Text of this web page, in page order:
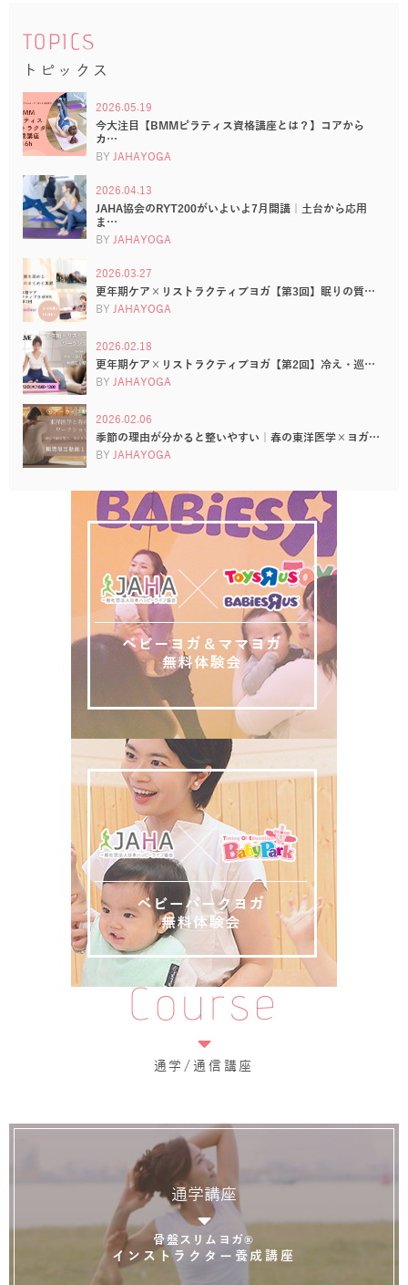
TOPICS
トピックス
2026.05.19
今大注目【BMMピラティス資格講座とは？】コアから
カ…
BY JAHAYOGA
2026.04.13
JAHA協会のRYT200がいよいよ7月開講｜土台から応用
ま…
BY JAHAYOGA
2026.03.27
更年期ケア×リストラクティブヨガ【第3回】眠りの質…
BY JAHAYOGA
2026.02.18
更年期ケア×リストラクティブヨガ【第2回】冷え・巡…
BY JAHAYOGA
2026.02.06
季節の理由が分かると整いやすい｜春の東洋医学×ヨガ…
BY JAHAYOGA
Course
通学/通信講座
通学講座
骨盤スリムヨガ®
インストラクター養成講座